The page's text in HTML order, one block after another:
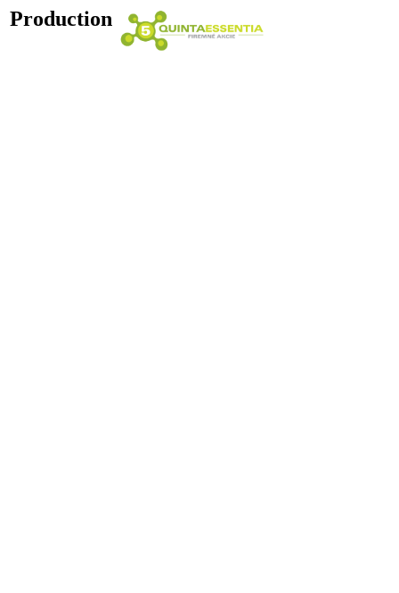
Production